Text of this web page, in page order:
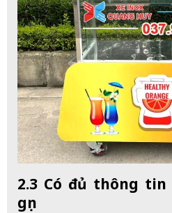
2.3 Có đủ thông
gọn